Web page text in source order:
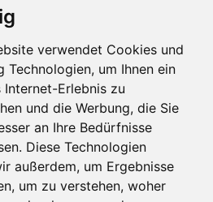
verwendet Cookies und
Technologien, um Ihnen ein
Internet-Erlebnis zu
und die Werbung, die Sie
an Ihre Bedürfnisse
Diese Technologien
außerdem, um Ergebnisse
um zu verstehen, woher